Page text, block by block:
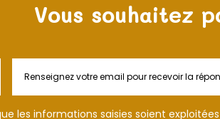
Vous souhaitez
les informations saisies soient